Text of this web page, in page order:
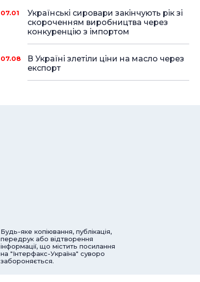
07.01
Українські сировари закінчують рік зі
скороченням виробництва через
конкуренцію з імпортом
07.08
В Україні злетіли ціни на масло через
експорт
Будь-яке копіювання, публікація,
передрук або відтворення
інформації, що містить посилання
на "Інтерфакс-Україна" суворо
забороняється.